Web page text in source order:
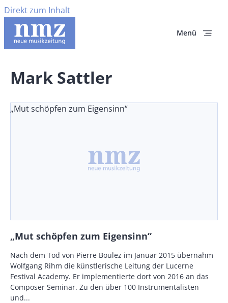
Direkt zum Inhalt
Menü
Mark Sattler
„Mut schöpfen zum Eigensinn“
„Mut schöpfen zum Eigensinn“
Vorspann
/
Teaser
Nach dem Tod von Pierre Boulez im Januar 2015 übernahm
Wolfgang Rihm die künstlerische Leitung der Lucerne
Festival Academy. Er implementierte dort von 2016 an das
Composer Seminar. Zu den über 100 Instrumentalisten
und...